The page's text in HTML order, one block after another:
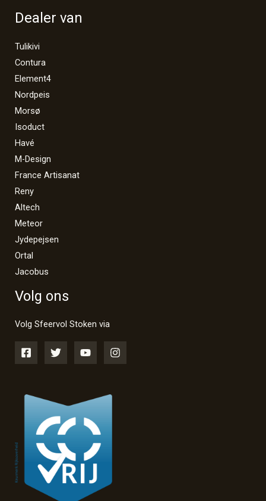
Dealer van
Tulikivi
Contura
Element4
Nordpeis
Morsø
Isoduct
Havé
M-Design
France Artisanat
Reny
Altech
Meteor
Jydepejsen
Ortal
Jacobus
Volg ons
Volg Sfeervol Stoken via